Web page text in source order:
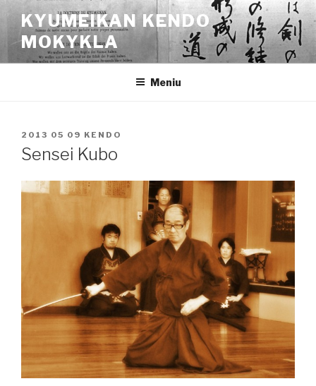
Eiti
prie
turinio
KYUMEIKAN KENDO
MOKYKLA
Meniu
PASKELBTA
2013 05 09 KENDO
Sensei Kubo